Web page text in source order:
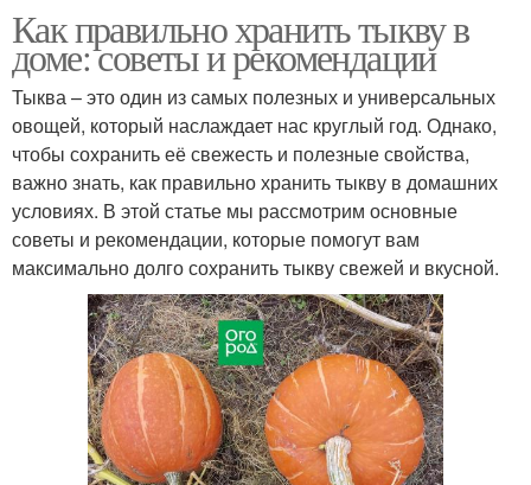
Как правильно хранить тыкву в
доме: советы и рекомендации
Тыква – это один из самых полезных и универсальных
овощей, который наслаждает нас круглый год. Однако,
чтобы сохранить её свежесть и полезные свойства,
важно знать, как правильно хранить тыкву в домашних
условиях. В этой статье мы рассмотрим основные
советы и рекомендации, которые помогут вам
максимально долго сохранить тыкву свежей и вкусной.